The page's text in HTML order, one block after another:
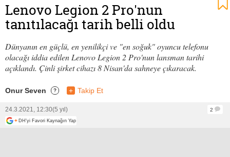
Lenovo Legion 2 Pro'nun
tanıtılacağı tarih belli oldu
Dünyanın en güçlü, en yenilikçi ve "en soğuk" oyuncu telefonu
olacağı iddia edilen Lenovo Legion 2 Pro'nun lansman tarihi
açıklandı. Çinli şirket cihazı 8 Nisan'da sahneye çıkaracak.
Onur Seven ? + Takip Et
24.3.2021, 12:30(5 yıl)
2
+ DH'yi Favori Kaynağın Yap